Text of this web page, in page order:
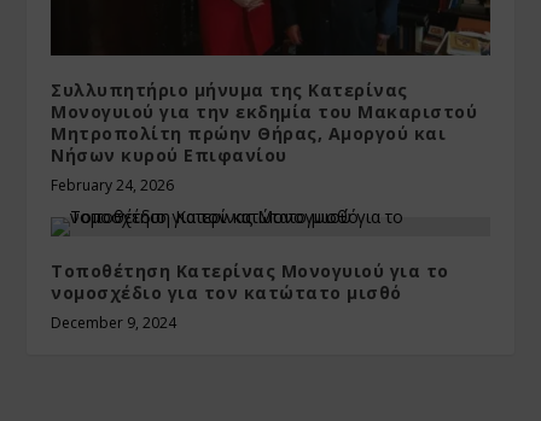
Συλλυπητήριο μήνυμα της Κατερίνας
Μονογυιού για την εκδημία του Μακαριστού
Μητροπολίτη πρώην Θήρας, Αμοργού και
Νήσων κυρού Επιφανίου
February 24, 2026
Τοποθέτηση Κατερίνας Μονογυιού για το
νομοσχέδιο για τον κατώτατο μισθό
December 9, 2024